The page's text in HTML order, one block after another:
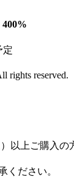
定
rights reserved.
以上ご購入の
ください。